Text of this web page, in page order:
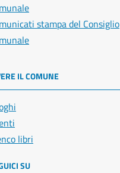
stampa del Consiglio
IL COMUNE
libri
SU